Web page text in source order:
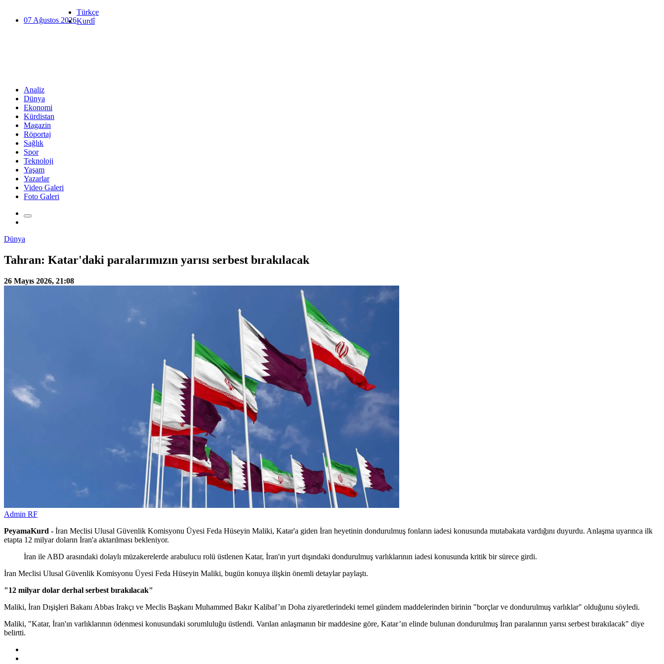
07 Ağustos 2026
Türkçe
Kurdî
Analiz
Dünya
Ekonomi
Kürdistan
Magazin
Röportaj
Sağlık
Spor
Teknoloji
Yaşam
Yazarlar
Video Galeri
Foto Galeri
Dünya
Tahran: Katar'daki paralarımızın yarısı serbest bırakılacak
26 Mayıs 2026, 21:08
Admin RF
PeyamaKurd - İran Meclisi Ulusal Güvenlik Komisyonu Üyesi Feda Hüseyin Maliki, Katar'a giden İran heyetinin dondurulmuş fonların iadesi konusunda mutabakata vardığını duyurdu. Anlaşma uyarınca ilk
etapta 12 milyar doların İran'a aktarılması bekleniyor.
İran ile ABD arasındaki dolaylı müzakerelerde arabulucu rolü üstlenen Katar, İran'ın yurt dışındaki dondurulmuş varlıklarının iadesi konusunda kritik bir sürece girdi.
İran Meclisi Ulusal Güvenlik Komisyonu Üyesi Feda Hüseyin Maliki, bugün konuya ilişkin önemli detaylar paylaştı.
"12 milyar dolar derhal serbest bırakılacak"
Maliki, İran Dışişleri Bakanı Abbas Irakçı ve Meclis Başkanı Muhammed Bakır Kalibaf’ın Doha ziyaretlerindeki temel gündem maddelerinden birinin "borçlar ve dondurulmuş varlıklar" olduğunu söyledi.
Maliki, "Katar, İran'ın varlıklarının ödenmesi konusundaki sorumluluğu üstlendi. Varılan anlaşmanın bir maddesine göre, Katar’ın elinde bulunan dondurulmuş İran paralarının yarısı serbest bırakılacak" diye
belirtti.